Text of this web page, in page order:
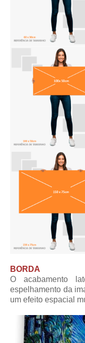
BORDA
O acabamento
espelhamento da
um efeito espacial